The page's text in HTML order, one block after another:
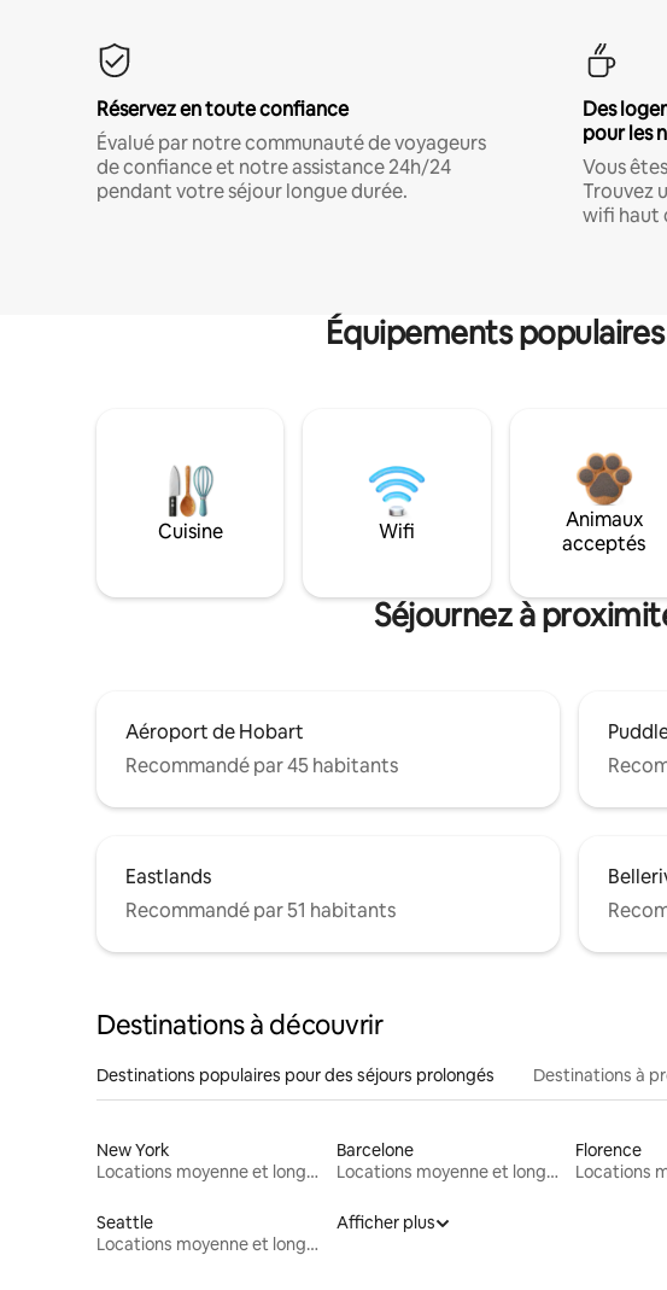
Réservez en toute confiance
Évalué par notre communauté de voyageurs
de confiance et notre assistance 24h/24
pendant votre séjour longue durée.
Des
pour les
Vous
Trouvez
wifi haut
Équipements
Cuisine Wifi
Animaux
acceptés
Séjournez à
Aéroport de Hobart
Recommandé par 45 habitants
Eastlands
Recommandé par 51 habitants
Destinations à découvrir
Destinations populaires pour des séjours prolongés Destinations à
New York
Locations moyenne et longue durée
Barcelone
Locations moyenne et longue durée
Florence
Seattle
Locations moyenne et longue durée
Afficher plus